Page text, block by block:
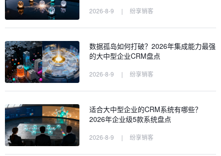
2026-8-9 | 纷享销客
数据孤岛如何打破？2026年集成能力最强
的大中型企业CRM盘点
2026-8-9 | 纷享销客
适合大中型企业的CRM系统有哪些？
2026年企业级5款系统盘点
2026-8-9 | 纷享销客